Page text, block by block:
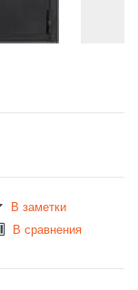
В заметки
В сравнения